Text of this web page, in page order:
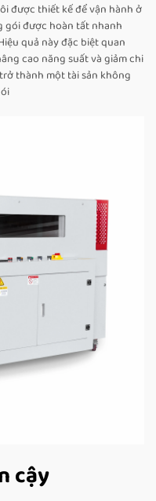
được thiết kế để vận hành ở
gói được hoàn tất nhanh
quả này đặc biệt quan
cao năng suất và giảm chi
thành một tài sản không
cậy